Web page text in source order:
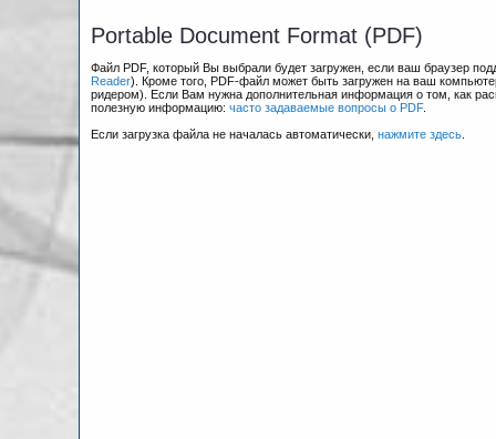
Portable Document Format (PDF)
Файл PDF, который Вы выбрали будет загружен, если ваш браузер
Reader). Кроме того, PDF-файл может быть загружен на ваш
ридером). Если Вам нужна дополнительная информация о том, как
полезную информацию:часто задаваемые вопросы о PDF.
Если загрузка файла не началась автоматически,нажмите здесь